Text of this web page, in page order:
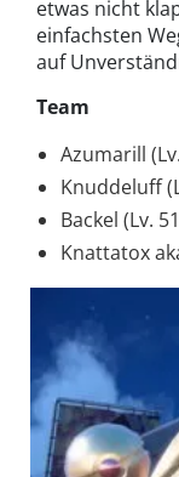
etwas nicht
einfachsten
auf
Team
Azumarill
Knuddeluff
Backel (Lv.
Knattatox